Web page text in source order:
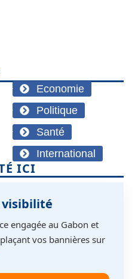
Economie
Politique
Santé
International
ICI
visibilité
engagée au Gabon et
vos bannières sur